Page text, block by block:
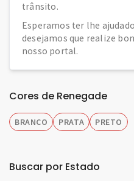
trânsito.
Esperamos ter lhe
desejamos que realize
nosso portal.
Cores de Renegade
BRANCO PRATA PRETO
Buscar por Estado